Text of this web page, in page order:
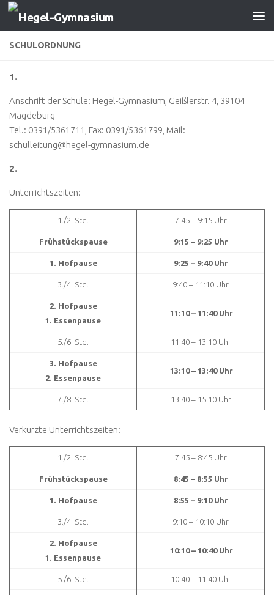
Zum Inhalt springen
SCHULORDNUNG
1.
Anschrift der Schule: Hegel-Gymnasium, Geißlerstr. 4, 39104
Magdeburg
Tel.: 0391/5361711, Fax: 0391/5361799, Mail:
schulleitung@hegel-gymnasium.de
2.
Unterrichtszeiten:
1./2. Std. 7:45 – 9:15 Uhr
Frühstückspause 9:15 – 9:25 Uhr
1. Hofpause 9:25 – 9:40 Uhr
3./4. Std. 9:40 – 11:10 Uhr
2. Hofpause
1. Essenpause
11:10 – 11:40 Uhr
5./6. Std. 11:40 – 13:10 Uhr
3. Hofpause
2. Essenpause
13:10 – 13:40 Uhr
7./8. Std. 13:40 – 15:10 Uhr
Verkürzte Unterrichtszeiten:
1./2. Std. 7:45 – 8:45 Uhr
Frühstückspause 8:45 – 8:55 Uhr
1. Hofpause 8:55 – 9:10 Uhr
3./4. Std. 9:10 – 10:10 Uhr
2. Hofpause
1. Essenpause
10:10 – 10:40 Uhr
5./6. Std. 10:40 – 11:40 Uhr